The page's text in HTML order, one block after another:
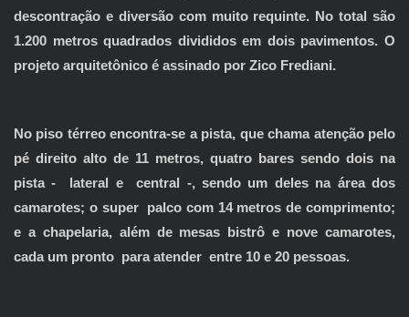
descontração e diversão com muito requinte. No total são
1.200 metros quadrados divididos em dois pavimentos. O
projeto arquitetônico é assinado por Zico Frediani.
No piso térreo encontra-se a pista, que chama atenção pelo
pé direito alto de 11 metros, quatro bares sendo dois na
pista - lateral e central -, sendo um deles na área dos
camarotes; o super palco com 14 metros de comprimento;
e a chapelaria, além de mesas bistrô e nove camarotes,
cada um pronto para atender entre 10 e 20 pessoas.